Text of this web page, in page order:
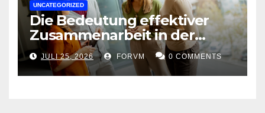
UNCATEGORIZED
Die Bedeutung effektiver
Zusammenarbeit in der
Arbeitswelt
JULI 25, 2026 FORVM 0 COMMENTS